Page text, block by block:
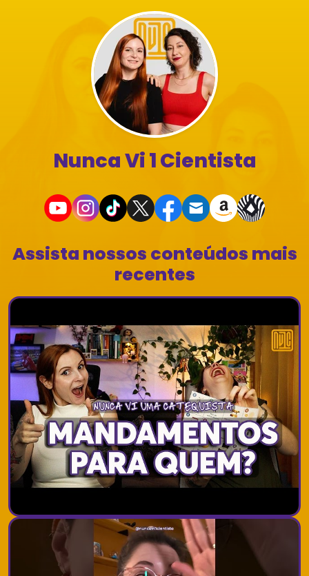
Nunca Vi 1 Cientista
Assista nossos conteúdos mais
recentes